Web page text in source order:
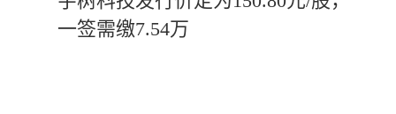
一签需缴7.54万